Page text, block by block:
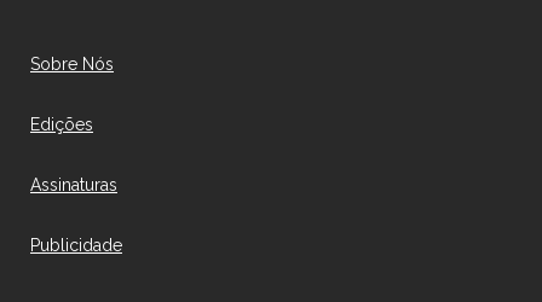
Sobre Nós
Edições
Assinaturas
Publicidade